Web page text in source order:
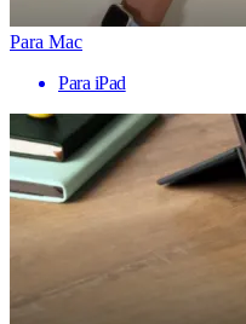
Para Mac
Para iPad